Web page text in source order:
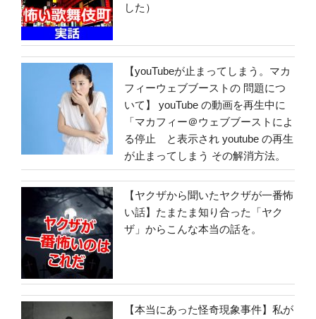
した）
【youTubeが止まってしまう。マカ
フィーウェブブーストの 問題につ
いて】 youTube の動画を再生中に
「マカフィー＠ウェブブーストによ
る停止 と表示され youtube の再生
が止まってしまう その解消方法。
【ヤクザから聞いたヤクザが一番怖
い話】たまたま知り合った「ヤク
ザ」からこんな本当の話を。
【本当にあった怪奇現象事件】私が